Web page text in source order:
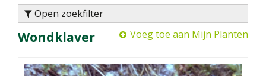
Open zoekfilter
Wondklaver Voeg toe aan Mijn Planten